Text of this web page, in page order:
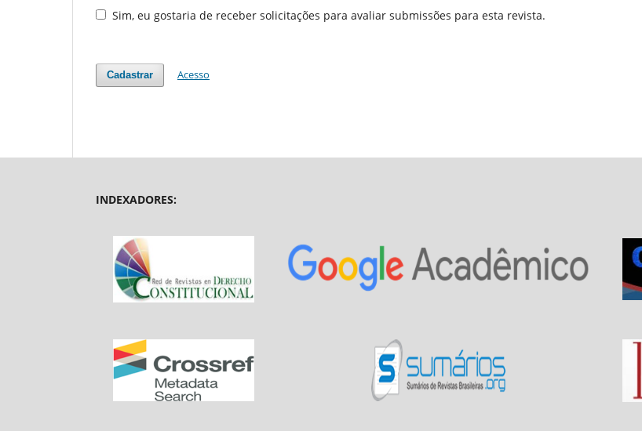
Sim, eu gostaria de receber solicitações para avaliar submissões para esta revista.
Cadastrar Acesso
INDEXADORES: